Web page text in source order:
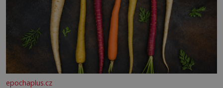
epochaplus.cz